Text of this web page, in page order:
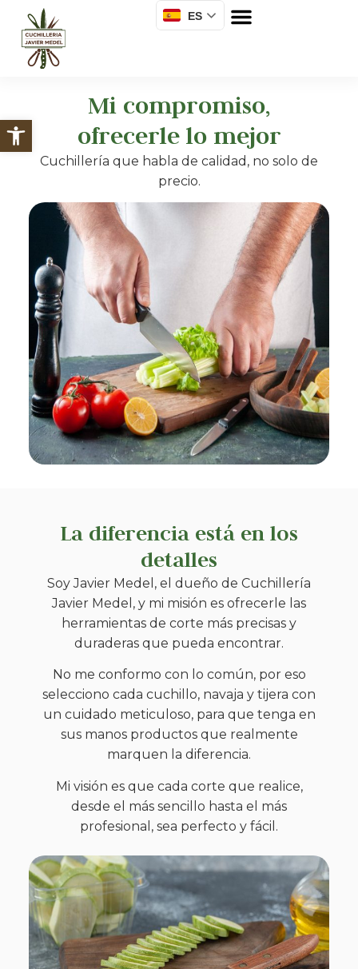
Abrir barra de herramientas
ES
Mi compromiso,
ofrecerle lo mejor
Cuchillería que habla de calidad, no solo de
precio.
La diferencia está en los
detalles
Soy Javier Medel, el dueño de Cuchillería
Javier Medel, y mi misión es ofrecerle las
herramientas de corte más precisas y
duraderas que pueda encontrar.
No me conformo con lo común, por eso
selecciono cada cuchillo, navaja y tijera con
un cuidado meticuloso, para que tenga en
sus manos productos que realmente
marquen la diferencia.
Mi visión es que cada corte que realice,
desde el más sencillo hasta el más
profesional, sea perfecto y fácil.